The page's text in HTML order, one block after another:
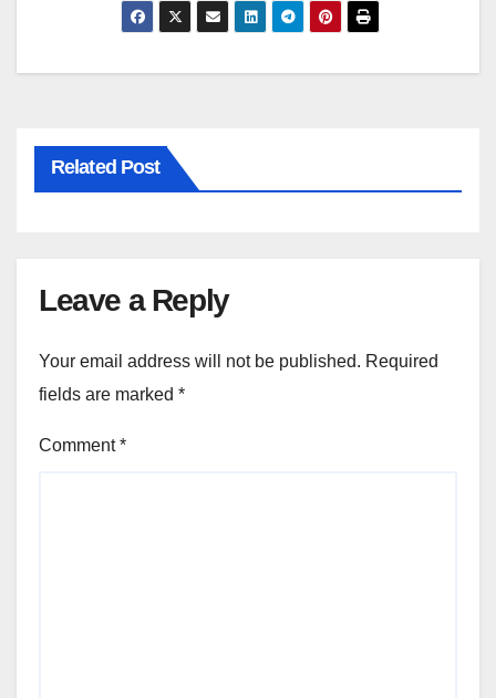
Related Post
Leave a Reply
Your email address will not be published. Required
fields are marked *
Comment*